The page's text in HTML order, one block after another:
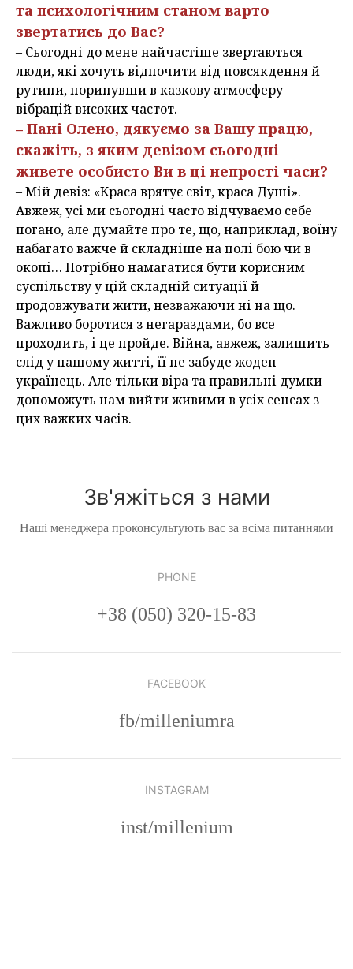
та психологічним станом варто
звертатись до Вас?
– Сьогодні до мене найчастіше звертаються
люди, які хочуть відпочити від повсякдення й
рутини, поринувши в казкову атмосферу
вібрацій високих частот.
– Пані Олено, дякуємо за Вашу працю,
скажіть, з яким девізом сьогодні
живете особисто Ви в ці непрості часи?
– Мій девіз: «Краса врятує світ, краса Душі».
Авжеж, усі ми сьогодні часто відчуваємо себе
погано, але думайте про те, що, наприклад, воїну
набагато важче й складніше на полі бою чи в
окопі… Потрібно намагатися бути корисним
суспільству у цій складній ситуації й
продовжувати жити, незважаючи ні на що.
Важливо боротися з негараздами, бо все
проходить, і це пройде. Війна, авжеж, залишить
слід у нашому житті, її не забуде жоден
українець. Але тільки віра та правильні думки
допоможуть нам вийти живими в усіх сенсах з
цих важких часів.
Зв'яжіться з нами
Наші менеджера проконсультують вас за всіма питаннями
PHONE
+38 (050) 320-15-83
FACEBOOK
fb/milleniumra
INSTAGRAM
inst/millenium